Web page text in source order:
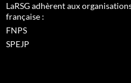
LaRSG adhèrent aux
française :
FNPS
SPEJP